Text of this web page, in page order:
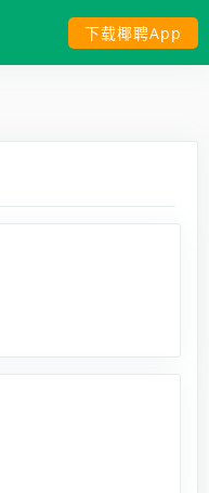
下载椰聘App